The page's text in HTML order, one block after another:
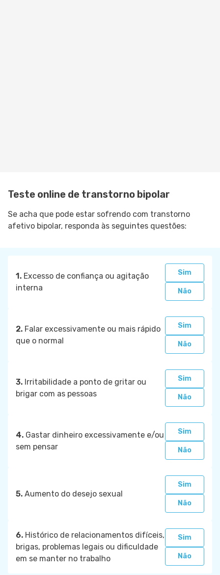
Teste online de transtorno bipolar
Se acha que pode estar sofrendo com transtorno
afetivo bipolar, responda às seguintes questões:
1. Excesso de confiança ou agitação
interna
Sim
Não
2. Falar excessivamente ou mais rápido
que o normal
Sim
Não
3. Irritabilidade a ponto de gritar ou
brigar com as pessoas
Sim
Não
4. Gastar dinheiro excessivamente e/ou
sem pensar
Sim
Não
5. Aumento do desejo sexual
Sim
Não
6. Histórico de relacionamentos difíceis,
brigas, problemas legais ou dificuldade
em se manter no trabalho
Sim
Não